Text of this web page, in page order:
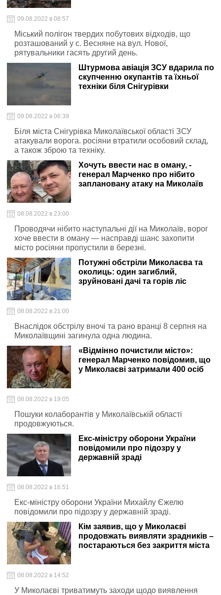
09.08.2022 в 08:57
Міський полігон твердих побутових відходів, що
розташований у с. Весняне на вул. Нової,
рятувальники гасять другий день.
Штурмова авіація ЗСУ вдарила по
скупченню окупантів та їхньої
техніки біля Снігурівки
09.08.2022 в 06:39
Біля міста Снігурівка Миколаївської області ЗСУ
атакували ворога. росіяни втратили особовий склад,
а також зброю та техніку.
Хочуть ввести нас в оману, -
генерал Марченко про нібито
заплановану атаку на Миколаїв
08.08.2022 в 23:00
Проводячи нібито наступальні дії на Миколаїв, ворог
хоче ввести в оману — насправді шанс захопити
місто росіяни пропустили в березні.
Потужні обстріли Миколаєва та
околиць: один загиблий,
зруйновані дачі та горів ліс
08.08.2022 в 21:00
Внаслідок обстрілу вночі та рано вранці 8 серпня на
Миколаївщині загинула одна людина.
«Відмінно почистили місто»:
генерал Марченко повідомив, що
у Миколаєві затримали 400 осіб
08.08.2022 в 19:05
Пошуки колаборантів у Миколаївській області
продовжуються.
Екс-міністру оборони України
повідомили про підозру у
державній зраді
08.08.2022 в 16:51
Екс-міністру оборони України Михайлу Єжелю
повідомили про підозру у державній зраді.
Кім заявив, що у Миколаєві
продовжать виявляти зрадників –
постараються без закриття міста
08.08.2022 в 14:52
У Миколаєві триватимуть заходи щодо виявлення